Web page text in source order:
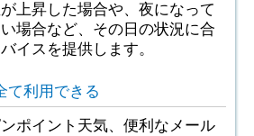
上昇した場合や、夜になって
場合など、その日の状況に合
イスを提供します。
て利用できる
ポイント天気、便利なメール